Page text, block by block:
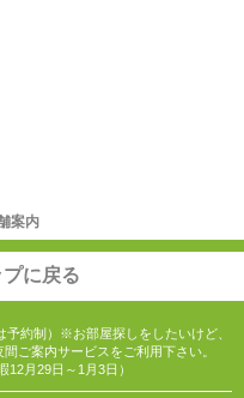
案内
に戻る
約制）※お部屋探しをしたいけど、
ご案内サービスをご利用下さい。
12月29日～1月3日）